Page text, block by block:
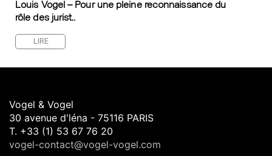
Louis Vogel – Pour une pleine reconnaissance du
rôle des jurist..
LIRE
Vogel & Vogel
30 avenue d'léna - 75116 PARIS
T. +33 (1) 53 67 76 20
vogel-contact@vogel-vogel.com